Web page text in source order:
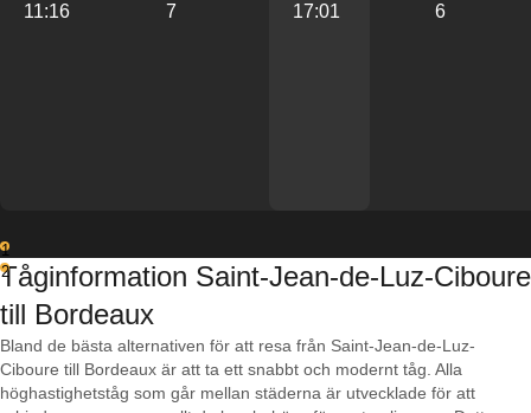
11:16 7 17:01 6
1
2
Tåginformation Saint-Jean-de-Luz-Ciboure
till Bordeaux
Bland de bästa alternativen för att resa från Saint-Jean-de-Luz-
Ciboure till Bordeaux är att ta ett snabbt och modernt tåg. Alla
höghastighetståg som går mellan städerna är utvecklade för att